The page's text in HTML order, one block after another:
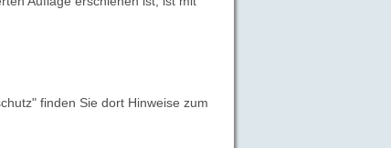
finden Sie dort Hinweise zum